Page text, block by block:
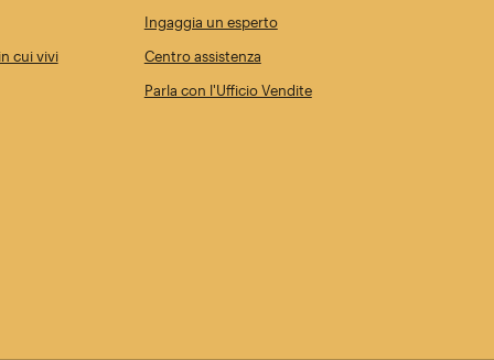
cui vivi
Ingaggia un esperto
Centro assistenza
Parla con l'Ufficio Vendite